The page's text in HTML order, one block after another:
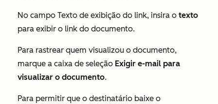
No campo Texto de exibição do link, insira o texto
para exibir o link do documento.
Para rastrear quem visualizou o documento,
marque a caixa de seleção Exigir e-mail para
visualizar o documento.
Para permitir que o destinatário baixe o